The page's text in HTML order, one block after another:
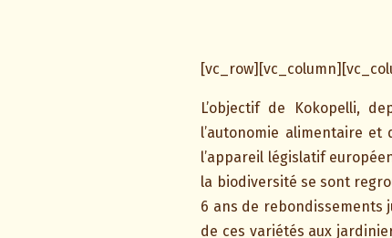
L’objectif de Kokopelli,
l’autonomie alimentaire
l’appareil législatif
la biodiversité se sont
6 ans de rebondissements
de ces variétés aux